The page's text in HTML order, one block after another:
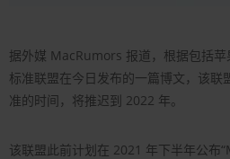
据外媒 MacRumors 报道，根据包括苹
标准联盟在今日发布的一篇博文，该联
准的时间，将推迟到 2022 年。
该联盟此前计划在 2021 年下半年公布